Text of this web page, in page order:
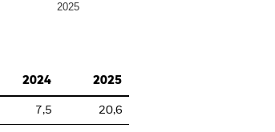
2025
2024 2025
7,5 20,6